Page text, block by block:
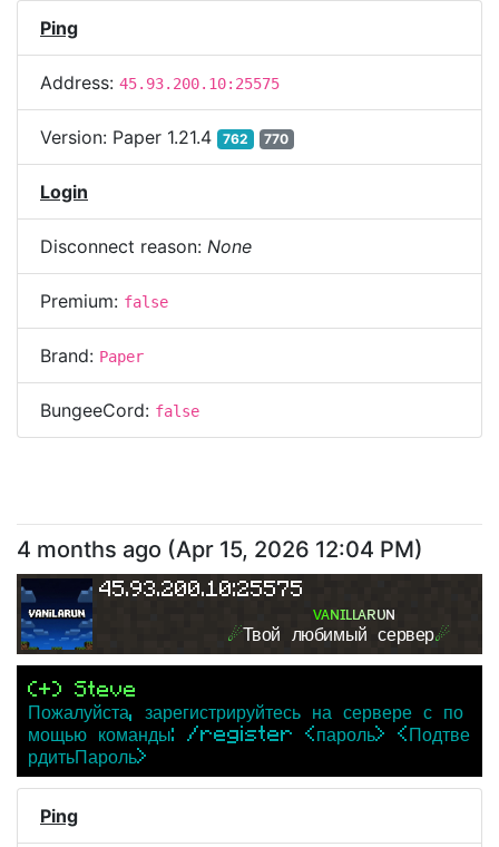
Ping
Address: 45.93.200.10:25575
Version: Paper 1.21.4 762 770
Login
Disconnect reason: None
Premium: false
Brand: Paper
BungeeCord: false
4 months ago (Apr 15, 2026 12:04 PM)
45.93.200.10:25575
ᴠᴀɴɪʟʟᴀʀᴜɴ
☄Твой любимый сервер☄
(+) Steve
Пожалуйста, зарегистрируйтесь на сервере с по
мощью команды: /register <пароль> <Подтве
рдитьПароль>
Ping